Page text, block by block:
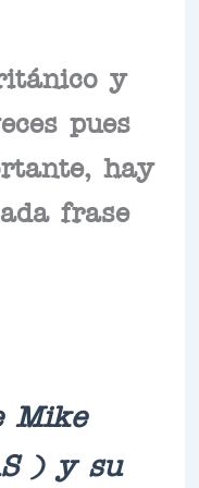
y
pues
hay
frase
Mike
) y su